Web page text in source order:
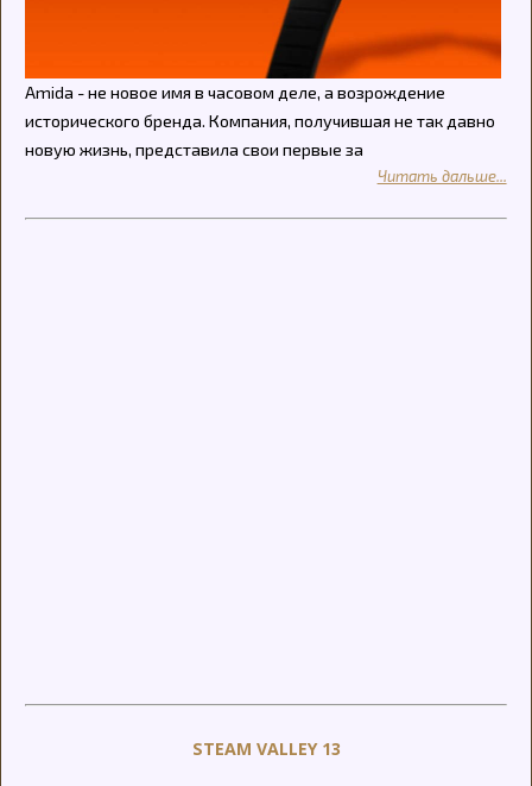
Amida - не новое имя в часовом деле, а возрождение
исторического бренда. Компания, получившая не так давно
новую жизнь, представила свои первые за
Читать дальше...
STEAM VALLEY 13